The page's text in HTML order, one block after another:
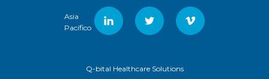
Asia
Pacífico
Q-bital Healthcare Solutions